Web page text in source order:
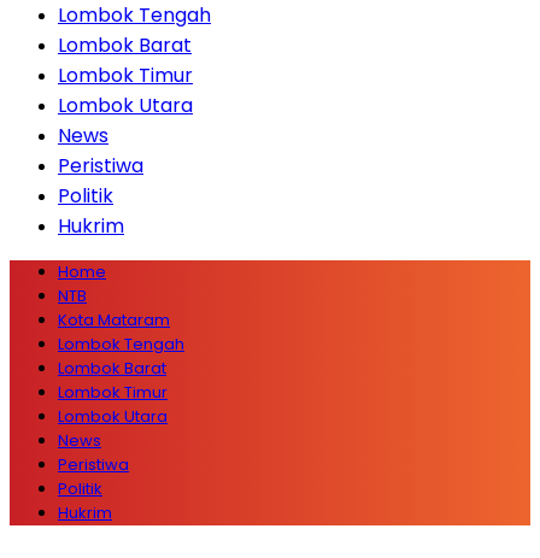
Lombok Tengah
Lombok Barat
Lombok Timur
Lombok Utara
News
Peristiwa
Politik
Hukrim
Home
NTB
Kota Mataram
Lombok Tengah
Lombok Barat
Lombok Timur
Lombok Utara
News
Peristiwa
Politik
Hukrim